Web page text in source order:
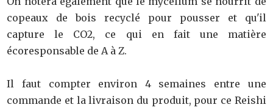
copeaux de bois recyclé pour pousser et qu'il
capture le CO2, ce qui en fait une matière
écoresponsable de A à Z.
Il faut compter environ 4 semaines entre une
commande et la livraison du produit, pour ce Reishi